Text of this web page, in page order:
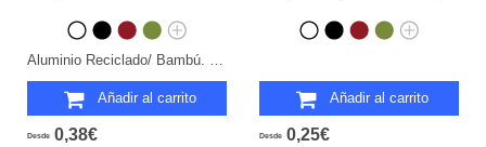
Añadir al carrito
Desde 0,38€
Añadir al carrito
Desde 0,25€